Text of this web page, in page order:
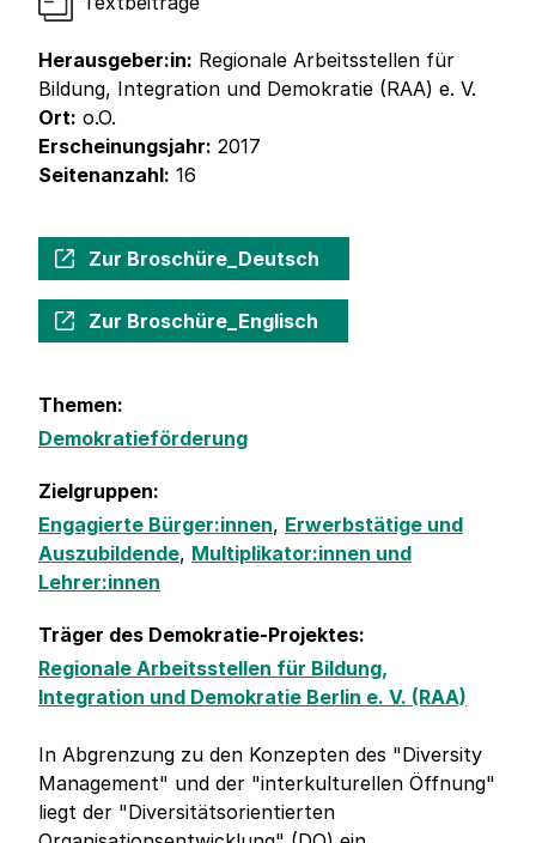
Herausgeber:in: Regionale Arbeitsstellen für
Bildung, Integration und Demokratie (RAA) e. V.
Ort: o.O.
Erscheinungsjahr: 2017
Seitenanzahl: 16
Zur Broschüre_Deutsch
Zur Broschüre_Englisch
Themen:
Demokratieförderung
Zielgruppen:
Engagierte Bürger:innen, Erwerbstätige und
Auszubildende, Multiplikator:innen und
Lehrer:innen
Träger des Demokratie-Projektes:
Regionale Arbeitsstellen für Bildung,
Integration und Demokratie Berlin e. V. (RAA)
In Abgrenzung zu den Konzepten des "Diversity
Management" und der "interkulturellen Öffnung"
liegt der "Diversitätsorientierten